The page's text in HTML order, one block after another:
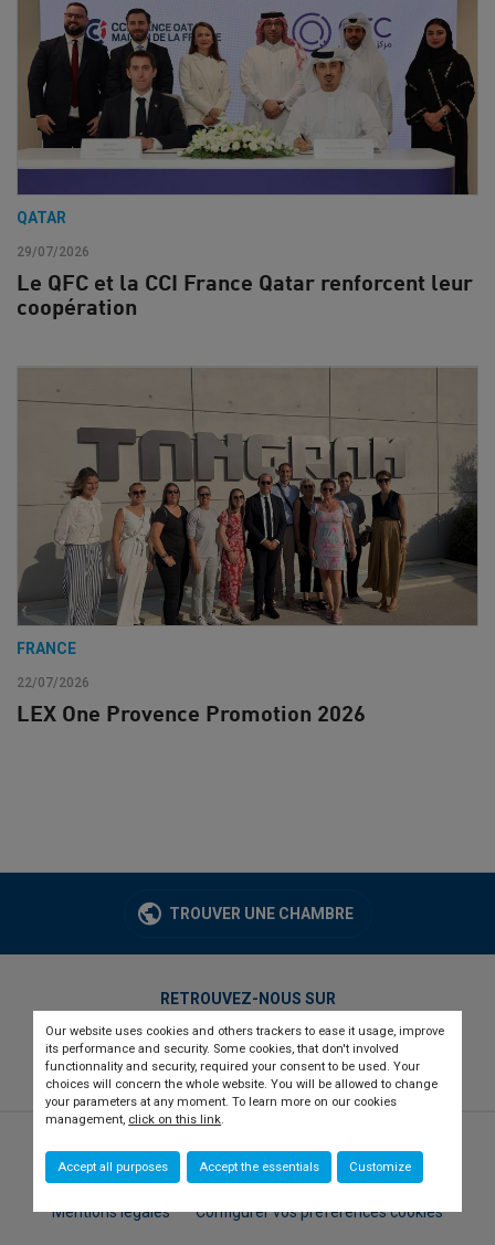
Our website uses cookies and others trackers to ease it usage, improve
its performance and security. Some cookies, that don't involved
functionnality and security, required your consent to be used. Your
choices will concern the whole website. You will be allowed to change
your parameters at any moment. To learn more on our cookies
management, click on this link.
Accept all purposes Accept the essentials Customize
QATAR
29/07/2026
Le QFC et la CCI France Qatar renforcent leur
coopération
FRANCE
22/07/2026
LEX One Provence Promotion 2026
TROUVER UNE CHAMBRE
RETROUVEZ-NOUS SUR
twitterlinkedinyoutube
Qui sommes-nous ?
Recrutement Presse
Contact
Mentions légales
Configurer vos préférences cookies